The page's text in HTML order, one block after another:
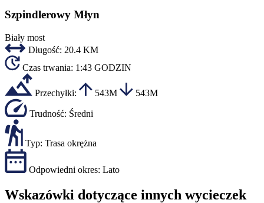
Szpindlerowy Młyn
Biały most
Długość: 20.4 KM
Czas trwania: 1:43 GODZIN
Przechyłki: 543M 543M
Trudność: Średni
Typ: Trasa okrężna
Odpowiedni okres: Lato
Wskazówki dotyczące innych wycieczek